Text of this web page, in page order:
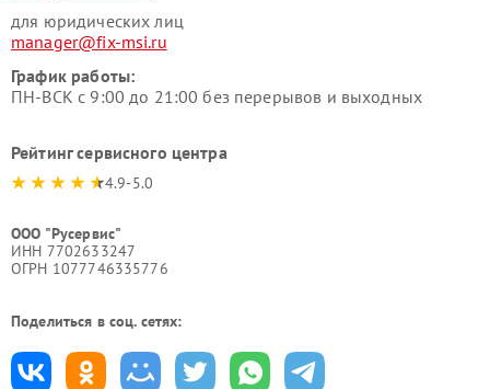
для юридических лиц
manager@fix-msi.ru
График работы:
ПН-ВСК с 9:00 до 21:00 без перерывов и выходных
Рейтинг сервисного центра
4.9-5.0
ООО "Русервис"
ИНН 7702633247
ОГРН 1077746335776
Поделиться в соц. сетях: